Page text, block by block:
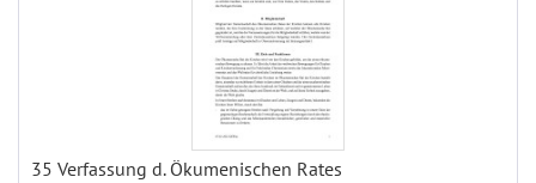
35 Verfassung d. Ökumenischen Rates